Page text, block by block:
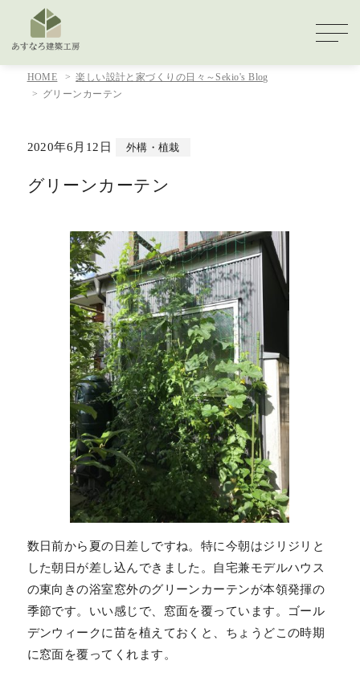
HOME
楽しい設計と家づくりの日々～Sekio's Blog
グリーンカーテン
2020年6月12日 外構・植栽
グリーンカーテン
数日前から夏の日差しですね。特に今朝はジリジリと
した朝日が差し込んできました。自宅兼モデルハウス
の東向きの浴室窓外のグリーンカーテンが本領発揮の
季節です。いい感じで、窓面を覆っています。ゴール
デンウィークに苗を植えておくと、ちょうどこの時期
に窓面を覆ってくれます。